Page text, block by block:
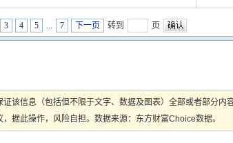
3 4 5 ... 7 下一页 转到 页
该信息（包括但不限于文字、数据及图表）全部或者部分内
据此操作，风险自担。数据来源：东方财富Choice数据。